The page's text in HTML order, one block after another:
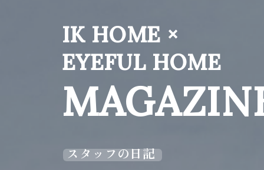
IK HOME ×
EYEFUL HOME
スタッフの日記